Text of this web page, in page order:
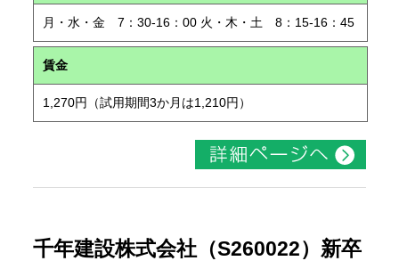
月・水・金 7：30-16：00 火・木・土 8：15-16：45
賃金
1,270円（試用期間3か月は1,210円）
千年建設株式会社（S260022）新卒